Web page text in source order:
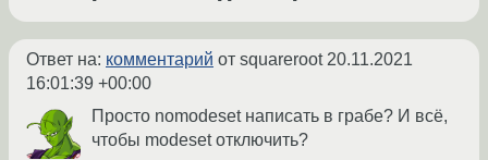
Ответ на: комментарий от squareroot20.11.2021
16:01:39 +00:00
Просто nomodeset написать в грабе? И всё,
чтобы modeset отключить?